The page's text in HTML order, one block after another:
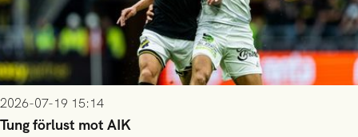
2026-07-19 15:14
Tung förlust mot AIK